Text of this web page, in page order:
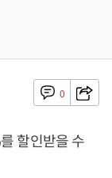
0
할인받을 수